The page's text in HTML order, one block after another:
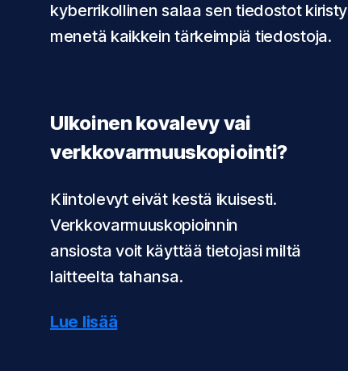
kyberrikollinen salaa sen tiedostot
menetä kaikkein tärkeimpiä tiedostoja.
Ulkoinen kovalevy vai
verkkovarmuuskopiointi?
Kiintolevyt eivät kestä ikuisesti.
Verkkovarmuuskopioinnin
ansiosta voit käyttää tietojasi miltä
laitteelta tahansa.
Lue lisää